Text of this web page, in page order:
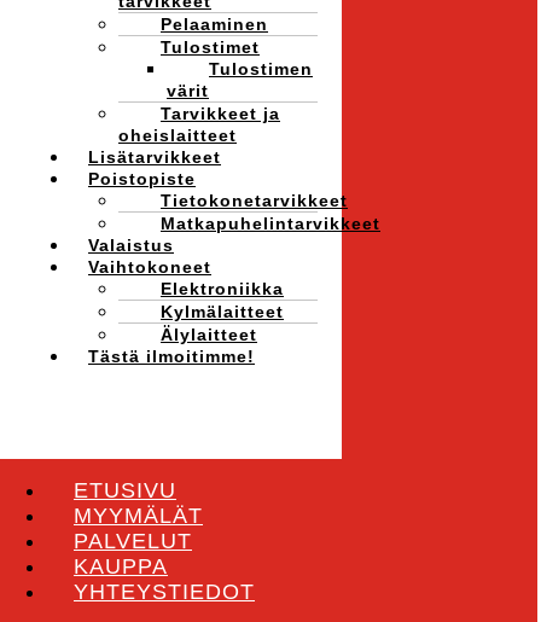
Pelaaminen
Tulostimet
Tulostimen
värit
Tarvikkeet ja
oheislaitteet
Lisätarvikkeet
Poistopiste
Tietokonetarvikkeet
Matkapuhelintarvikkeet
Valaistus
Vaihtokoneet
Elektroniikka
Kylmälaitteet
Älylaitteet
Tästä ilmoitimme!
ETUSIVU
MYYMÄLÄT
PALVELUT
KAUPPA
YHTEYSTIEDOT